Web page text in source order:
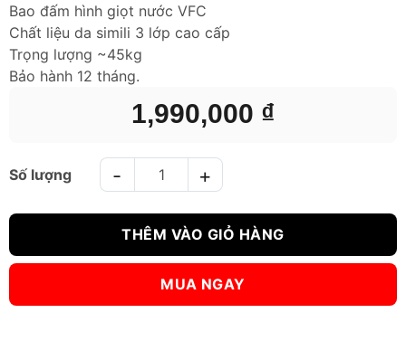
1,990,000 ₫
Bao đấm hình giọt nước VFC
Chất liệu da simili 3 lớp cao cấp
Trọng lượng ~45kg
Bảo hành 12 tháng.
BAO ĐẤM BOXING GIỌT NƯỚC HEAVY BAGS số lượng
THÊM VÀO GIỎ HÀNG
MUA NGAY